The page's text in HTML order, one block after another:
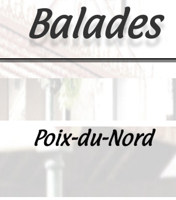
Balades
Poix-du-Nord